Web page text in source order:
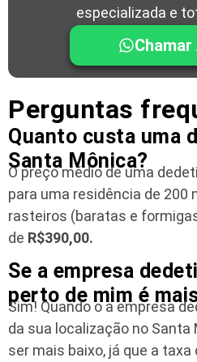
especializada e
Perguntas
Quanto custa uma
Santa Mônica?
O preço médio de uma
para uma residência de 200
rasteiros (baratas e
de R$390,00.
Se a empresa
perto de mim é
Sim! Quando o a empresa
da sua localização no
ser mais baixo, já que a